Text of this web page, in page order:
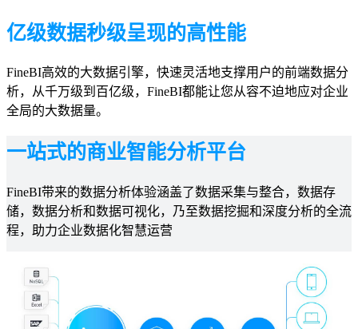
亿级数据秒级呈现的高性能
FineBI高效的大数据引擎，快速灵活地支撑用户的前端数据分
析，从千万级到百亿级，FineBI都能让您从容不迫地应对企业
全局的大数据量。
一站式的商业智能分析平台
FineBI带来的数据分析体验涵盖了数据采集与整合，数据存
储，数据分析和数据可视化，乃至数据挖掘和深度分析的全流
程，助力企业数据化智慧运营